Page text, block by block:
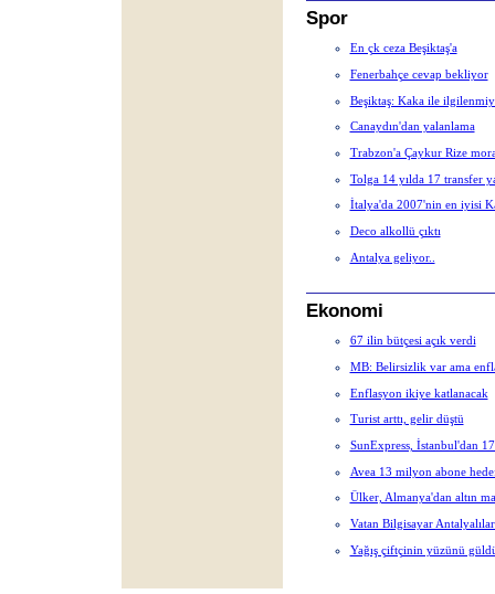
Spor
En çk ceza Beşiktaş'a
Fenerbahçe cevap bekliyor
Beşiktaş: Kaka ile
Canaydın'dan yalanlama
Trabzon'a Çaykur Rize
Tolga 14 yılda 17 transfer
İtalya'da 2007'nin en iyisi
Deco alkollü çıktı
Antalya geliyor..
Ekonomi
67 ilin bütçesi açık verdi
MB: Belirsizlik var ama
Enflasyon ikiye katlanacak
Turist arttı, gelir düştü
SunExpress, İstanbul'dan
Avea 13 milyon abone
Ülker, Almanya'dan altın
Vatan Bilgisayar
Yağış çiftçinin yüzünü